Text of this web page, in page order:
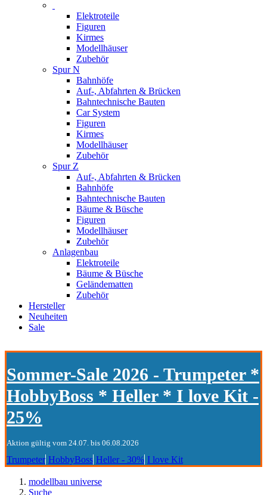
Elektroteile
Figuren
Kirmes
Modellhäuser
Zubehör
Spur N
Bahnhöfe
Auf-, Abfahrten & Brücken
Bahntechnische Bauten
Car System
Figuren
Kirmes
Modellhäuser
Zubehör
Spur Z
Auf-, Abfahrten & Brücken
Bahnhöfe
Bahntechnische Bauten
Bäume & Büsche
Figuren
Modellhäuser
Zubehör
Anlagenbau
Elektroteile
Bäume & Büsche
Geländematten
Zubehör
Hersteller
Neuheiten
Sale
Sommer-Sale 2026 - Trumpeter *
HobbyBoss * Heller * I love Kit -
25%
Aktion gültig vom 24.07. bis 06.08.2026
Trumpeter HobbyBoss Heller - 30% I love Kit
modellbau universe
Suche